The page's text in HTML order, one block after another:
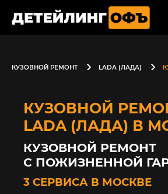
КУЗОВНОЙ РЕМОНТ LADA (ЛАДА)
КУЗОВНОЙ
LADA (ЛАДА) В
КУЗОВНОЙ РЕМОНТ
С ПОЖИЗНЕННОЙ
3 СЕРВИСА В МОСКВЕ